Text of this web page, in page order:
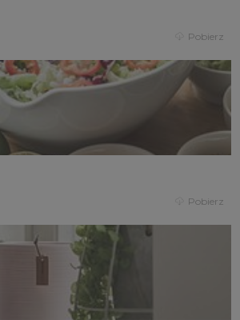
Pobierz
Pobierz